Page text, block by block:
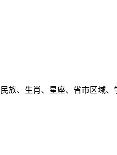
族、生肖、星座、省市区域、